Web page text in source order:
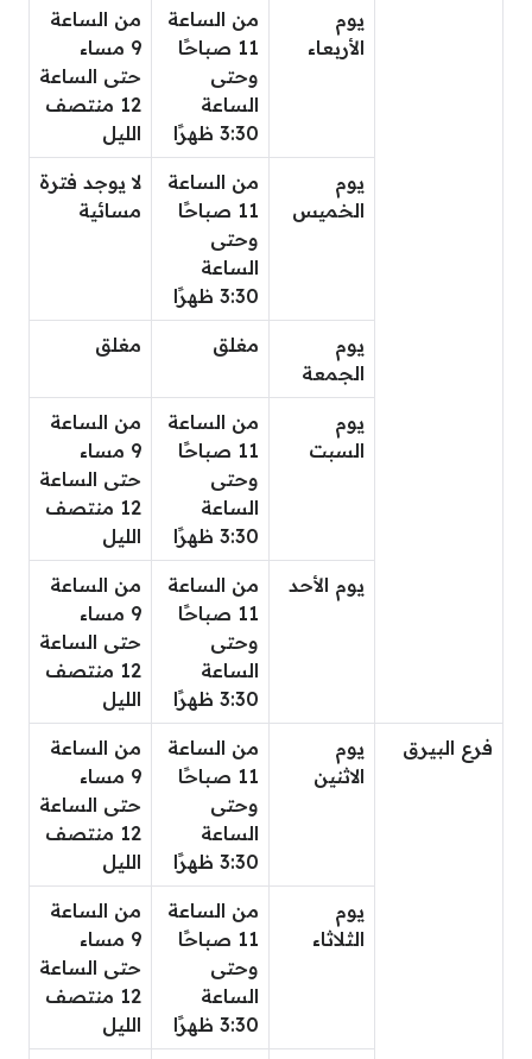
يوم
الأربعاء
من الساعة
11 صباحًا
وحتى
الساعة
3:30 ظهرًا
من الساعة
9 مساء
حتى الساعة
12 منتصف
الليل
يوم
الخميس
من الساعة
11 صباحًا
وحتى
الساعة
3:30 ظهرًا
لا يوجد فترة
مسائية
يوم
الجمعة
مغلق مغلق
يوم
السبت
من الساعة
11 صباحًا
وحتى
الساعة
3:30 ظهرًا
من الساعة
9 مساء
حتى الساعة
12 منتصف
الليل
يوم الأحد
من الساعة
11 صباحًا
وحتى
الساعة
3:30 ظهرًا
من الساعة
9 مساء
حتى الساعة
12 منتصف
الليل
فرع البيرق
يوم
الاثنين
من الساعة
11 صباحًا
وحتى
الساعة
3:30 ظهرًا
من الساعة
9 مساء
حتى الساعة
12 منتصف
الليل
يوم
الثلاثاء
من الساعة
11 صباحًا
وحتى
الساعة
3:30 ظهرًا
من الساعة
9 مساء
حتى الساعة
12 منتصف
الليل